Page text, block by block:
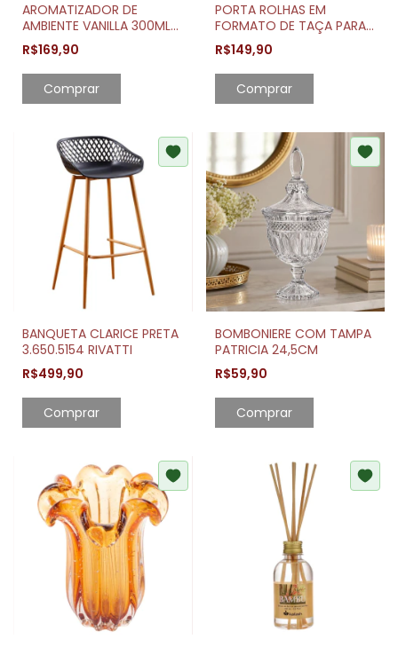
AROMATIZADOR DE
AMBIENTE VANILLA 300ML
COM VARETAS
R$169,90
PORTA ROLHAS EM
FORMATO DE TAÇA PARA
DECORAÇÃO
R$149,90
BANQUETA CLARICE PRETA
3.650.5154 RIVATTI
R$499,90
BOMBONIERE COM TAMPA
PATRICIA 24,5CM
R$59,90